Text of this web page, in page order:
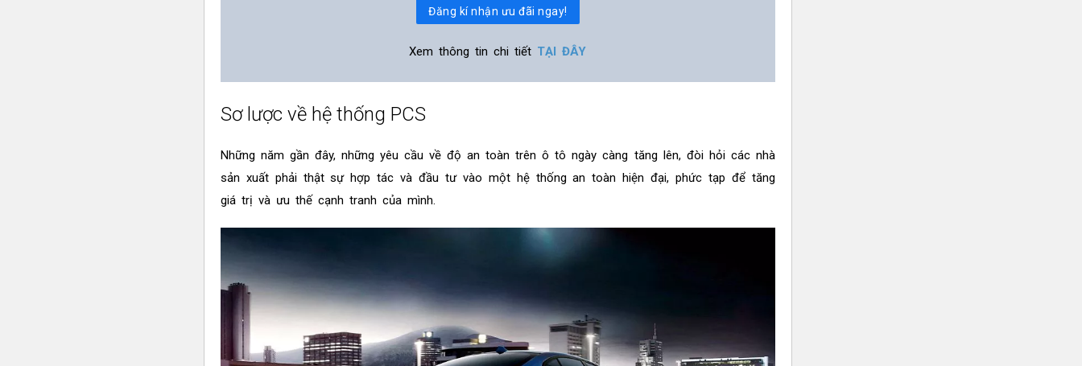
Đăng kí nhận ưu đãi ngay!
Xem thông tin chi tiết TẠI ĐÂY
Sơ lược về hệ thống PCS
Những năm gần đây, những yêu cầu về độ an toàn trên ô tô ngày càng tăng lên, đòi hỏi các nhà
sản xuất phải thật sự hợp tác và đầu tư vào một hệ thống an toàn hiện đại, phức tạp để tăng
giá trị và ưu thế cạnh tranh của mình.